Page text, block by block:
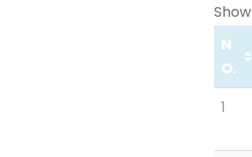
Show
N
O.
1